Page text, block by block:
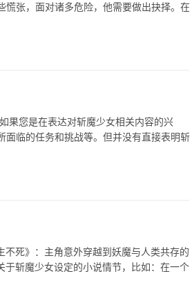
慌张，面对诸多危险，他需要做出抉择。在
果您是在表达对斩魔少女相关内容的兴
面临的任务和挑战等。但并没有直接表明斩
死》：主角意外穿越到妖魔与人类共存的
斩魔少女设定的小说情节，比如：在一个